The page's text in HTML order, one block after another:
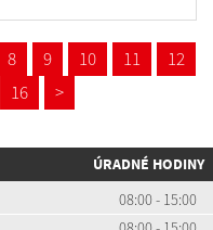
8 9 10 11
12
16 >
ÚRADNÉ HODINY
08:00 - 15:00